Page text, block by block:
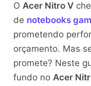
O Acer Nitro V
de notebooks
prometendo
orçamento. Mas
promete? Neste
fundo no Acer